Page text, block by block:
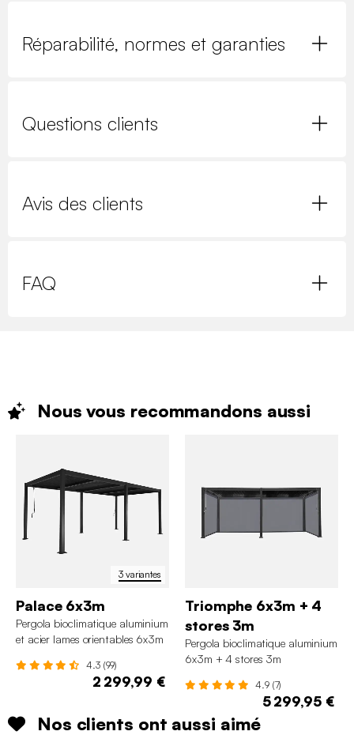
Réparabilité, normes et garanties
Questions clients
Avis des clients
FAQ
Nous vous recommandons aussi
3 variantes
Palace 6x3m
Pergola bioclimatique aluminium
et acier lames orientables 6x3m
4.3 (99)
2 299,99 €
Triomphe 6x3m + 4
stores 3m
Pergola bioclimatique aluminium
6x3m + 4 stores 3m
4.9 (7)
5 299,95 €
Nos clients ont aussi aimé